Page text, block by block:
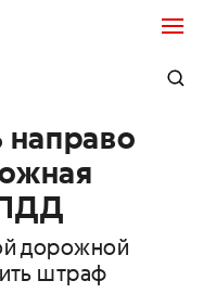
ПДД
дорожной
штраф